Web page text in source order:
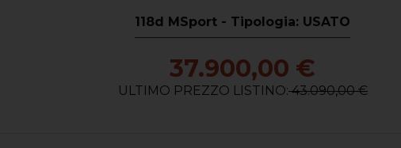
118d MSport - Tipologia: USATO
37.900,00 €
ULTIMO PREZZO LISTINO:43.090,00 €